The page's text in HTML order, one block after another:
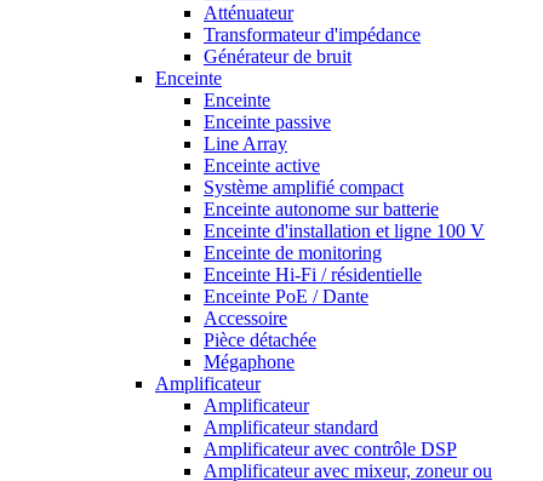
Atténuateur
Transformateur d'impédance
Générateur de bruit
Enceinte
Enceinte
Enceinte passive
Line Array
Enceinte active
Système amplifié compact
Enceinte autonome sur batterie
Enceinte d'installation et ligne 100 V
Enceinte de monitoring
Enceinte Hi-Fi / résidentielle
Enceinte PoE / Dante
Accessoire
Pièce détachée
Mégaphone
Amplificateur
Amplificateur
Amplificateur standard
Amplificateur avec contrôle DSP
Amplificateur avec mixeur, zoneur ou